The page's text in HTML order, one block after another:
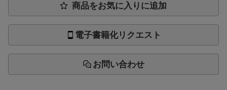
商品をお気に入りに追加
電子書籍化リクエスト
お問い合わせ